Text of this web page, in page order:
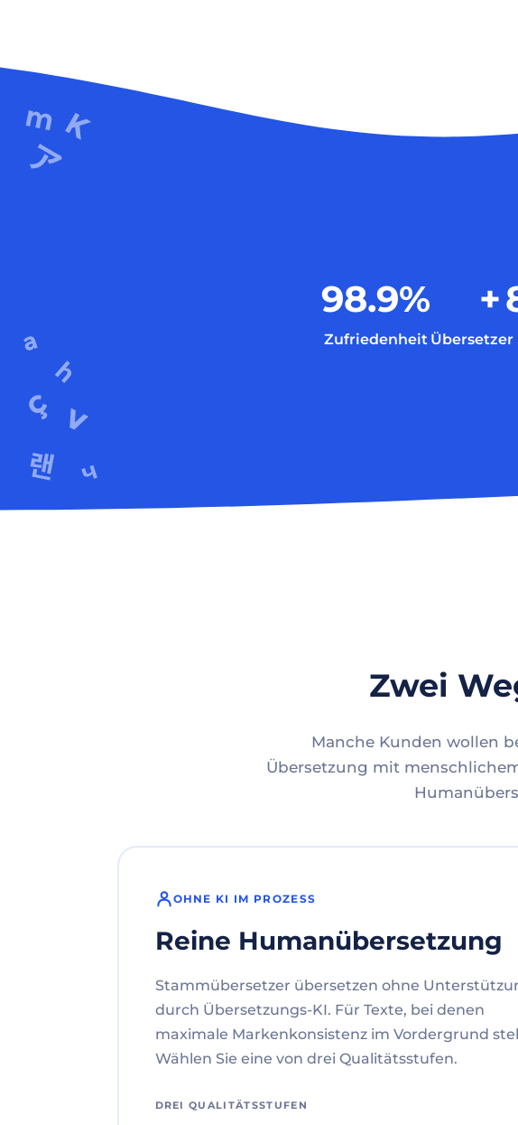
98.9%
Zufriedenheit
+
Zwei
Manche Kunden wollen
Übersetzung mit
OHNE KI IM PROZESS
Reine Humanübersetzung
Stammübersetzer übersetzen ohne
durch Übersetzungs-KI. Für Texte, bei denen
maximale Markenkonsistenz im Vordergrund
Wählen Sie eine von drei Qualitätsstufen.
DREI QUALITÄTSSTUFEN